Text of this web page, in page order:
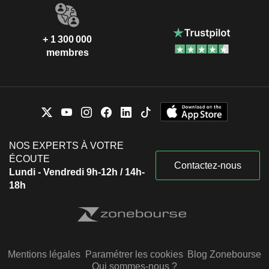
+ 1 300 000
membres
NOS EXPERTS À VOTRE
ÉCOUTE
Lundi - Vendredi 9h-12h / 14h-
18h
Contactez-nous
Mentions légales Paramétrer les cookies Blog Zonebourse
Qui sommes-nous ?